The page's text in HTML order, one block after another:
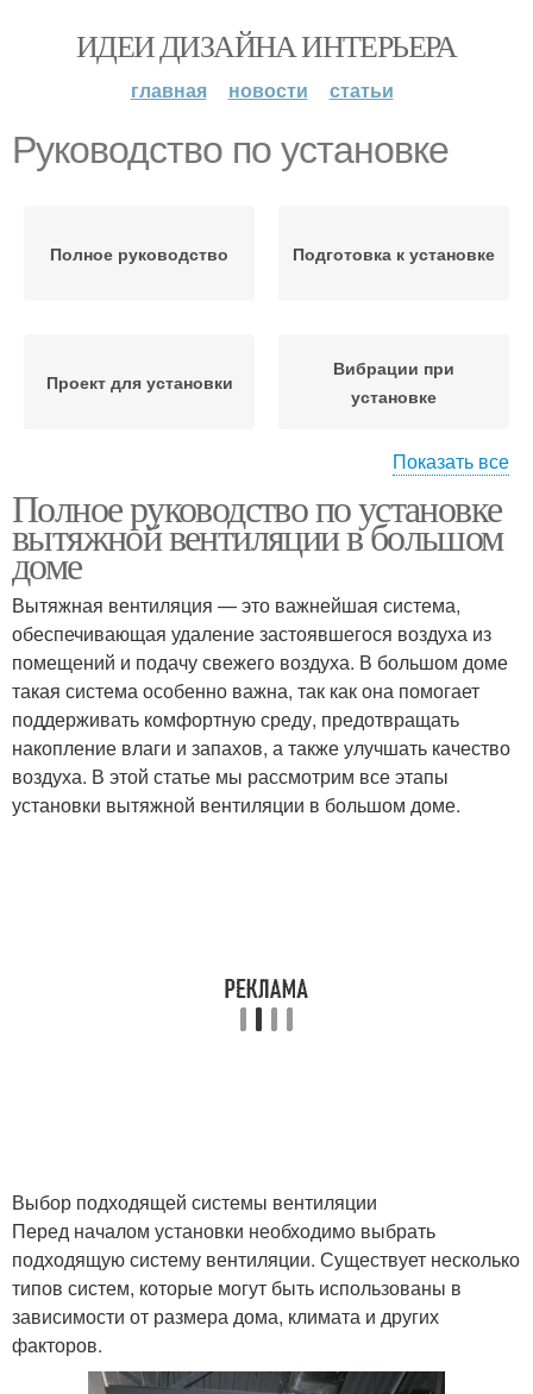
ИДЕИ ДИЗАЙНА ИНТЕРЬЕРА
главная новости статьи
Руководство по установке
Полное руководство Подготовка к установке
Проект для установки
Вибрации при
установке
Место для установки Нормы при установке
Советы по установке
Показать все
Полное руководство по установке
вытяжной вентиляции в большом
доме
Вытяжная вентиляция — это важнейшая система,
обеспечивающая удаление застоявшегося воздуха из
помещений и подачу свежего воздуха. В большом доме
такая система особенно важна, так как она помогает
поддерживать комфортную среду, предотвращать
накопление влаги и запахов, а также улучшать качество
воздуха. В этой статье мы рассмотрим все этапы
установки вытяжной вентиляции в большом доме.
Выбор подходящей системы вентиляции
Перед началом установки необходимо выбрать
подходящую систему вентиляции. Существует несколько
типов систем, которые могут быть использованы в
зависимости от размера дома, климата и других
факторов.